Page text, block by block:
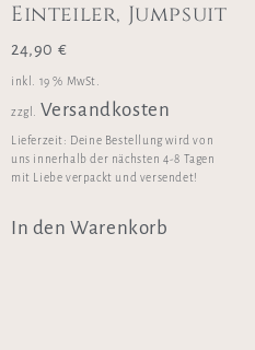
Einteiler, Jumpsuit
24,90 €
inkl. 19 % MwSt.
zzgl. Versandkosten
Lieferzeit: Deine Bestellung wird von
uns innerhalb der nächsten 4-8 Tagen
mit Liebe verpackt und versendet!
In den Warenkorb